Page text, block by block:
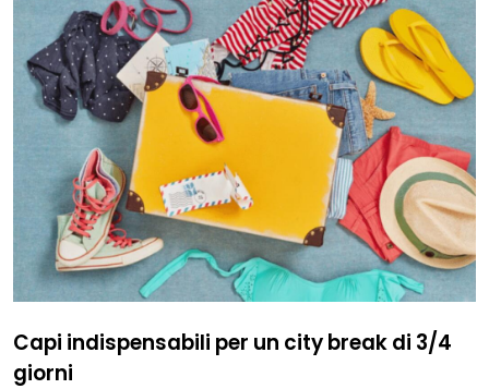
Capi indispensabili per un city break di 3/4
giorni